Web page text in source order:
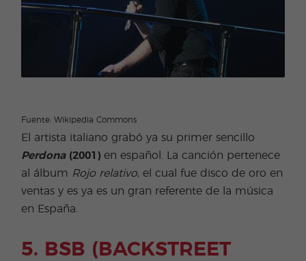
Fuente: Wikipedia Commons
El artista italiano grabó ya su primer sencillo
Perdona(2001) en español. La canción pertenece
al álbum Rojo relativo, el cual fue disco de oro en
ventas y es ya es un gran referente de la música
en España.
5. BSB (BACKSTREET